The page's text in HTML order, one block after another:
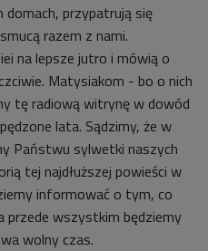
przypatrują się
razem z nami.
na lepsze jutro i mówią o
Matysiakom - bo o nich
tę radiową witrynę w dowód
lata. Sądzimy, że w
Państwu sylwetki naszych
tej najdłuższej powieści w
informować o tym, co
przede wszystkim będziemy
wolny czas.